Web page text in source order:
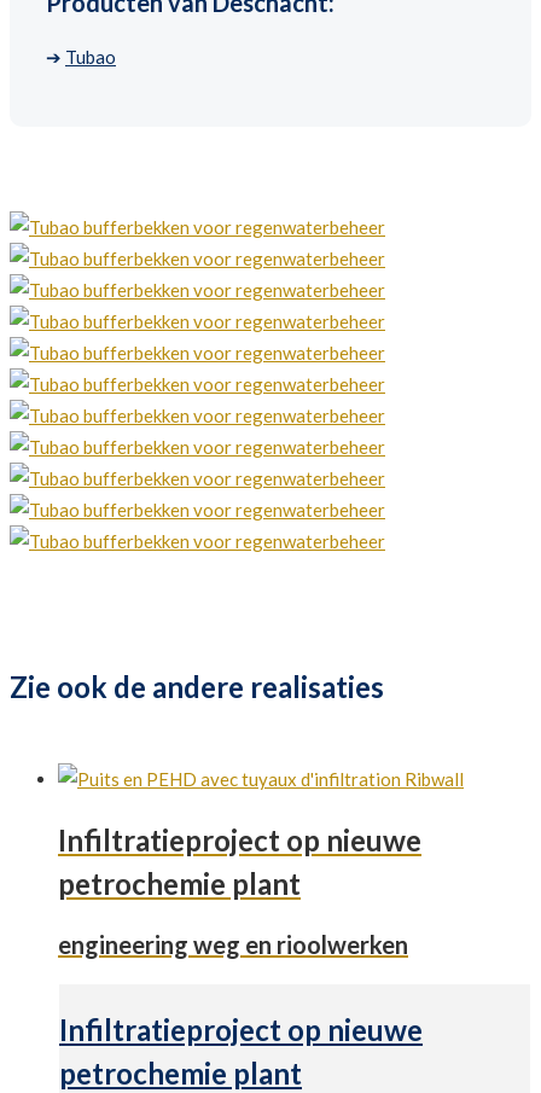
➔ Tubao
Zie ook de andere realisaties
Infiltratieproject op nieuwe
petrochemie plant
engineering weg en rioolwerken
Infiltratieproject op nieuwe
petrochemie plant